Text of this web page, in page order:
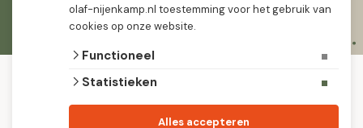
algemene voorwaarden
leveranciers die leveren met keurmerk.
olaf-nijenkamp.nl toestemming voor het gebruik van
cookies op onze website.
Functioneel
Statistieken
Alles accepteren